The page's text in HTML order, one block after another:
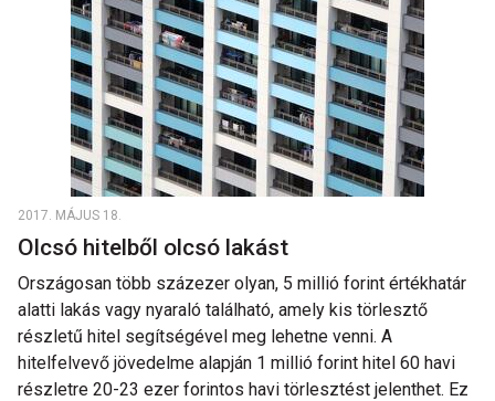
2017. MÁJUS 18.
Olcsó hitelből olcsó lakást
Országosan több százezer olyan, 5 millió forint értékhatár
alatti lakás vagy nyaraló található, amely kis törlesztő
részletű hitel segítségével meg lehetne venni. A
hitelfelvevő jövedelme alapján 1 millió forint hitel 60 havi
részletre 20-23 ezer forintos havi törlesztést jelenthet. Ez